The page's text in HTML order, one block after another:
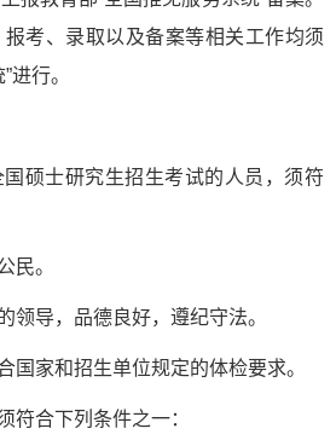
考、录取以及备案等相关工作均须
进行。
国硕士研究生招生考试的人员，须符
民。
领导，品德良好，遵纪守法。
国家和招生单位规定的体检要求。
符合下列条件之一：